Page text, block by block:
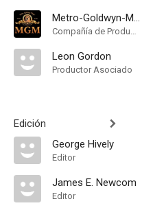
Metro-Goldwyn-Mayer
Compañía de Produccion
Leon Gordon
Productor Asociado
Edición
George Hively
Editor
James E. Newcom
Editor